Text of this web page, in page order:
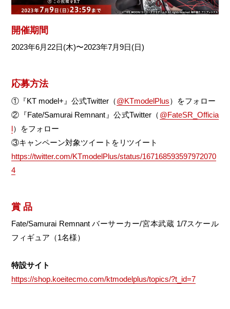
開催期間
2023年6月22日(木)〜2023年7月9日(日)
応募方法
①『KT model+』公式Twitter（@KTmodelPlus）をフォロー
②『Fate/Samurai Remnant』公式Twitter（ @FateSR_Officia
l）をフォロー
③キャンペーン対象ツイートをリツイート
https://twitter.com/KTmodelPlus/status/167168593597972070
4
賞 品
Fate/Samurai Remnant バーサーカー/宮本武蔵 1/7スケール
フィギュア（1名様）
特設サイト
https://shop.koeitecmo.com/ktmodelplus/topics/?t_id=7